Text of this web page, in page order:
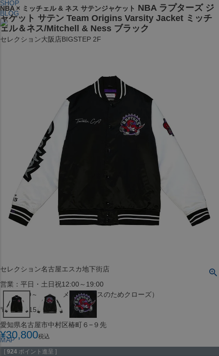
SHOP
BLOG
セレクション大阪店BIGSTEP 2F
大阪府大阪市中央区西心斎橋1丁目6番14号
JR水道橋駅西口店
営業：土・日・祝日のみ 12:00-18:00
〒101-0061
東京都千代田区神田三崎町２丁目２２−１ 1F
セレクション名古屋エスカ地下街店
営業：平日・土日祝12:00～19:00
（※15:00～16:00はメンテナンスのためクローズ）
〒453-0015
愛知県名古屋市中村区椿町６−９先
MAP
SHOP
NBA × ミッチェル & ネス サテンジャケット NBA ラプターズ ジ
ャケット サテン Team Origins Varsity Jacket ミッチ
ェル＆ネス/Mitchell & Ness ブラック
¥30,800税込
[ 924 ポイント進呈 ]